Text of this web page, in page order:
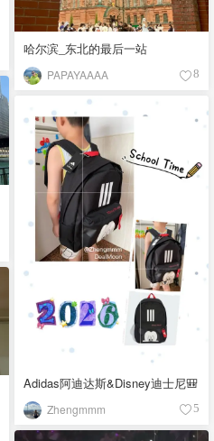
哈尔滨_东北的最后一站
PAPAYAAAA 8
Adidas阿迪达斯&Disney迪士尼🎒
Zhengmmm 5